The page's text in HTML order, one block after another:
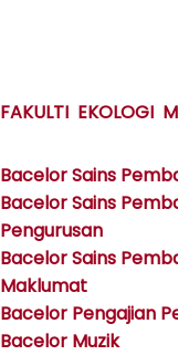
FAKULTI EKOLOGI
Bacelor Sains
Bacelor Sains
Pengurusan
Bacelor Sains
Maklumat
Bacelor Pengajian
Bacelor Muzik